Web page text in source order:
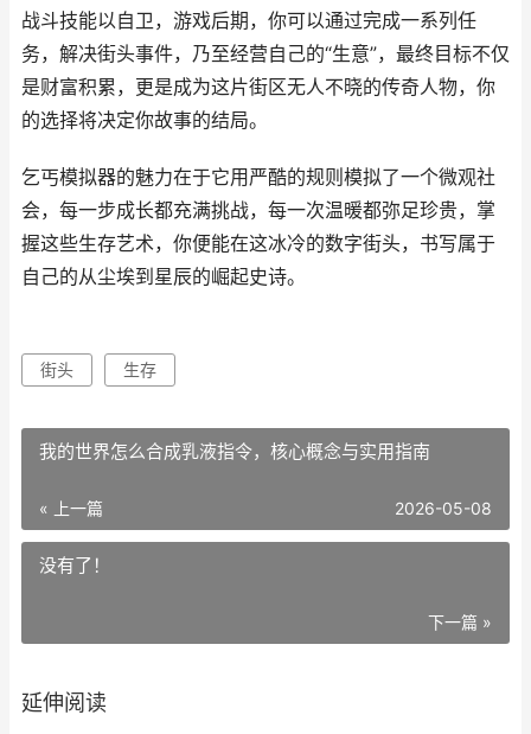
战斗技能以自卫，游戏后期，你可以通过完成一系列任
务，解决街头事件，乃至经营自己的“生意”，最终目标不仅
是财富积累，更是成为这片街区无人不晓的传奇人物，你
的选择将决定你故事的结局。
乞丐模拟器的魅力在于它用严酷的规则模拟了一个微观社
会，每一步成长都充满挑战，每一次温暖都弥足珍贵，掌
握这些生存艺术，你便能在这冰冷的数字街头，书写属于
自己的从尘埃到星辰的崛起史诗。
街头 生存
我的世界怎么合成乳液指令，核心概念与实用指南
« 上一篇 2026-05-08
没有了！
下一篇 »
延伸阅读